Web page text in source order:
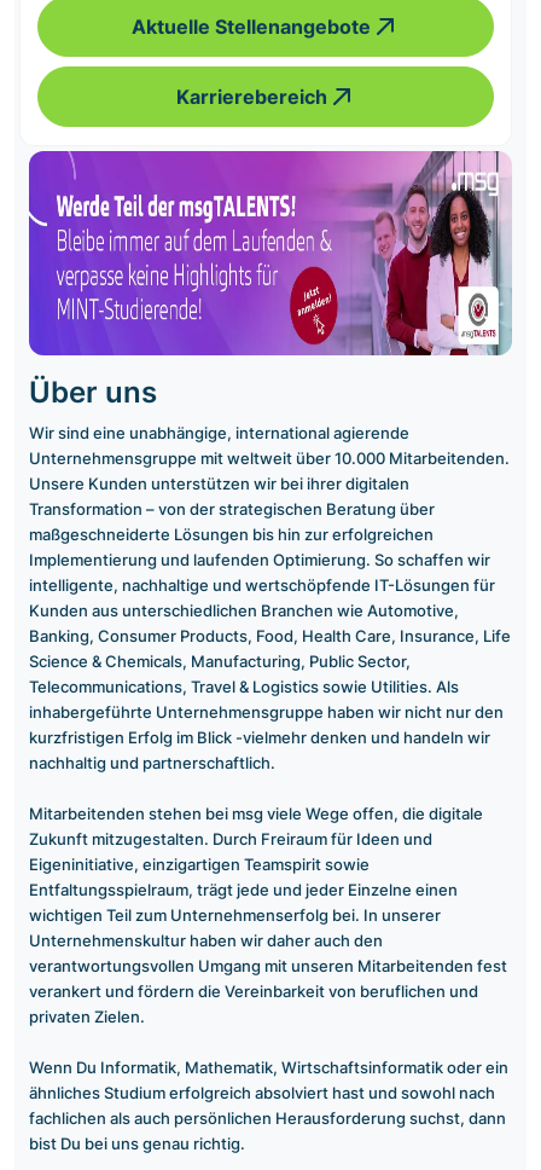
Aktuelle Stellenangebote
Karrierebereich
Über uns
Wir sind eine unabhängige, international agierende
Unternehmensgruppe mit weltweit über 10.000 Mitarbeitenden.
Unsere Kunden unterstützen wir bei ihrer digitalen
Transformation – von der strategischen Beratung über
maßgeschneiderte Lösungen bis hin zur erfolgreichen
Implementierung und laufenden Optimierung. So schaffen wir
intelligente, nachhaltige und wertschöpfende IT-Lösungen für
Kunden aus unterschiedlichen Branchen wie Automotive,
Banking, Consumer Products, Food, Health Care, Insurance, Life
Science & Chemicals, Manufacturing, Public Sector,
Telecommunications, Travel & Logistics sowie Utilities. Als
inhabergeführte Unternehmensgruppe haben wir nicht nur den
kurzfristigen Erfolg im Blick -vielmehr denken und handeln wir
nachhaltig und partnerschaftlich.
Mitarbeitenden stehen bei msg viele Wege offen, die digitale
Zukunft mitzugestalten. Durch Freiraum für Ideen und
Eigeninitiative, einzigartigen Teamspirit sowie
Entfaltungsspielraum, trägt jede und jeder Einzelne einen
wichtigen Teil zum Unternehmenserfolg bei. In unserer
Unternehmenskultur haben wir daher auch den
verantwortungsvollen Umgang mit unseren Mitarbeitenden fest
verankert und fördern die Vereinbarkeit von beruflichen und
privaten Zielen.
Wenn Du Informatik, Mathematik, Wirtschaftsinformatik oder ein
ähnliches Studium erfolgreich absolviert hast und sowohl nach
fachlichen als auch persönlichen Herausforderung suchst, dann
bist Du bei uns genau richtig.